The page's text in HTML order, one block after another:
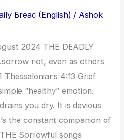
Bread (English) / Ashok
2024 THE DEADLY
not, even as others
Thessalonians 4:13 Grief
“healthy” emotion.
you dry. It is devious
the constant companion of
Sorrowful songs